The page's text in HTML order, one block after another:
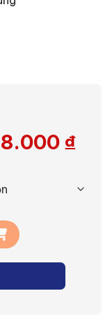
₫
Moderva